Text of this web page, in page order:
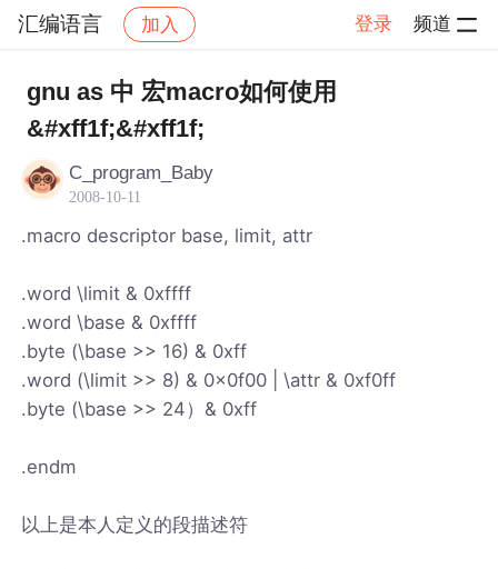
汇编语言 加入 登录 频道
汇编语言 帖子详情
gnu as 中 宏macro如何使用
&#xff1f;&#xff1f;
C_program_Baby
2008-10-11
.macro descriptor base, limit, attr
.word \limit & 0xffff
.word \base & 0xffff
.byte (\base >> 16) & 0xff
.word (\limit >> 8) & 0x0f00 | \attr & 0xf0ff
.byte (\base >> 24）& 0xff
.endm
以上是本人定义的段描述符